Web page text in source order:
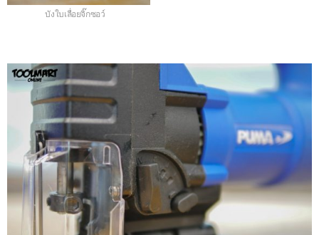
บังใบเลื่อยจิ๊กซอว์